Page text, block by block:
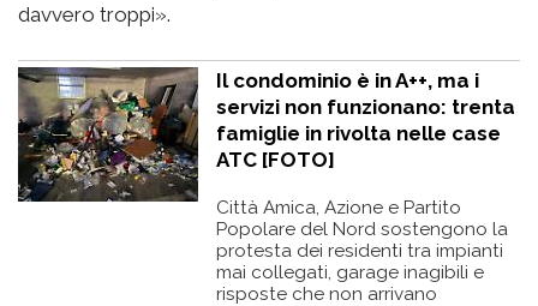
davvero troppi».
Il condominio è in A++, ma i
servizi non funzionano: trenta
famiglie in rivolta nelle case
ATC [FOTO]
Città Amica, Azione e Partito
Popolare del Nord sostengono la
protesta dei residenti tra impianti
mai collegati, garage inagibili e
risposte che non arrivano